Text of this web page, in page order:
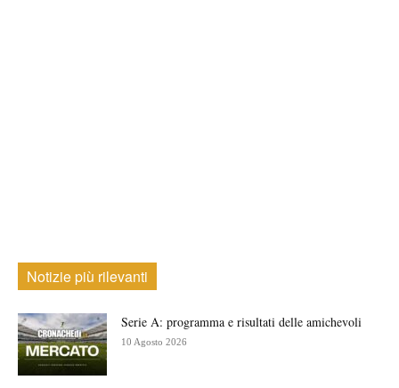
Notizie più rilevanti
Serie A: programma e risultati delle amichevoli
10 Agosto 2026